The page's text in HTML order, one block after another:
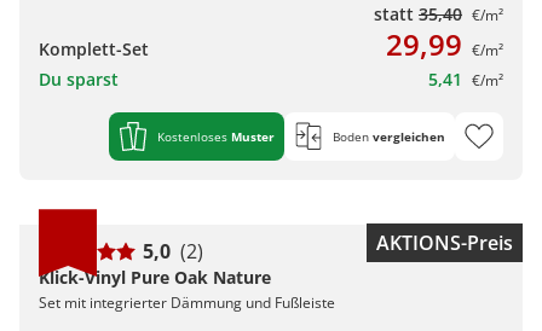
statt 35,40 €/m²
Komplett-Set 29,99 €/m²
Du sparst 5,41 €/m²
Kostenloses Muster Boden vergleichen
AKTIONS-Preis
5,0 (2)
Klick-Vinyl Pure Oak Nature
Set mit integrierter Dämmung und Fußleiste